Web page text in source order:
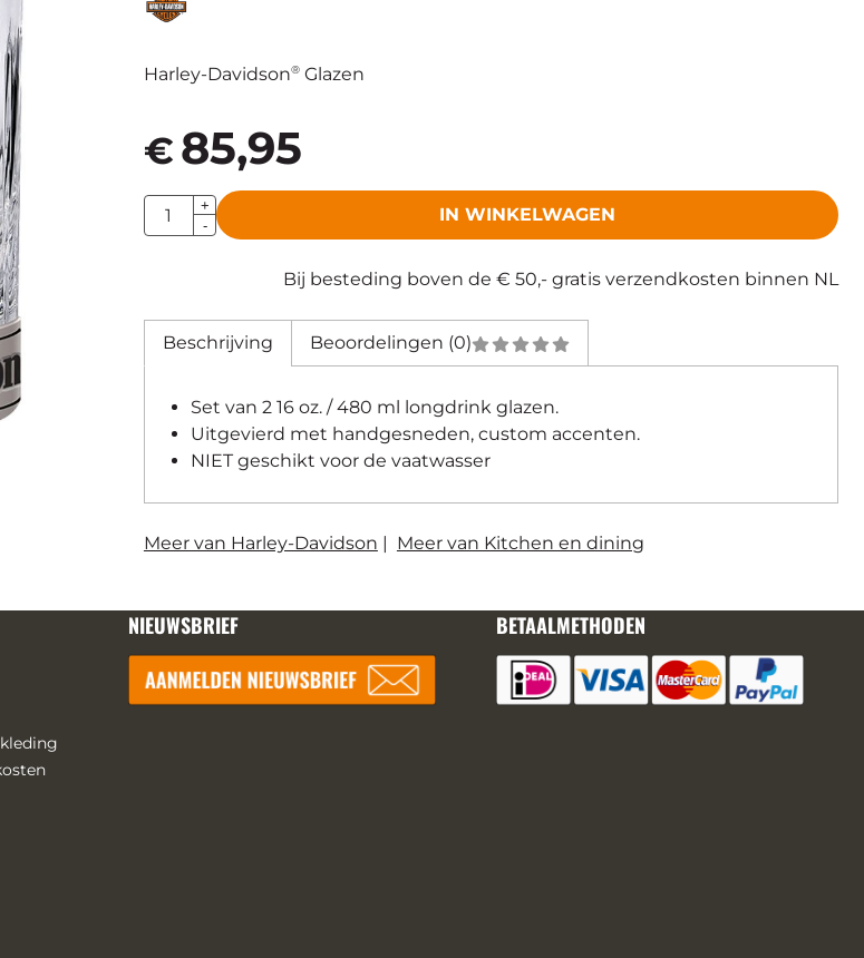
Harley-Davidson®Glazen
€ 85,95
Aantal
+
-
IN WINKELWAGEN
Bij besteding boven de € 50,- gratis verzendkosten binnen NL
Beschrijving Beoordelingen (0)
Set van 2 16 oz. / 480 ml longdrink glazen.
Uitgevierd met handgesneden, custom accenten.
NIET geschikt voor de vaatwasser
Meer van Harley-Davidson | Meer van Kitchen en dining
NIEUWSBRIEF BETAALMETHODEN